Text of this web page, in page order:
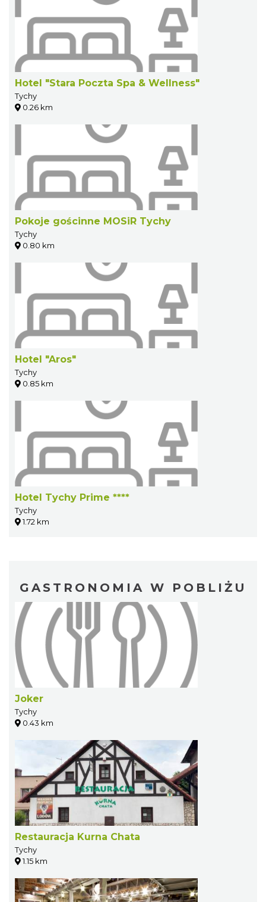
Hotel "Stara Poczta Spa & Wellness"
Tychy
0.26 km
Pokoje gościnne MOSiR Tychy
Tychy
0.80 km
Hotel "Aros"
Tychy
0.85 km
Hotel Tychy Prime ****
Tychy
1.72 km
GASTRONOMIA W POBLIŻU
Joker
Tychy
0.43 km
Restauracja Kurna Chata
Tychy
1.15 km